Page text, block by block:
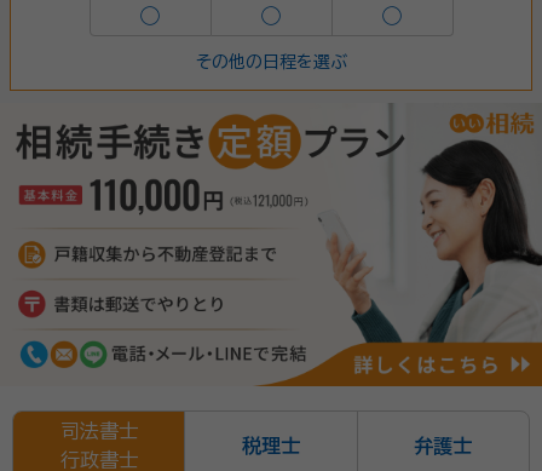
◯ ◯ ◯
その他の日程を選ぶ
司法書士
行政書士
税理士 弁護士